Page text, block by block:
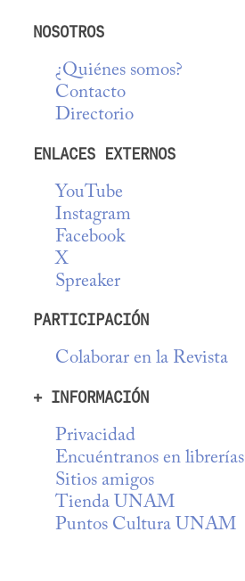
NOSOTROS
¿Quiénes somos?
Contacto
Directorio
ENLACES EXTERNOS
YouTube
Instagram
Facebook
X
Spreaker
PARTICIPACIÓN
Colaborar en la Revista
+ INFORMACIÓN
Privacidad
Encuéntranos en librerías
Sitios amigos
Tienda UNAM
Puntos Cultura UNAM